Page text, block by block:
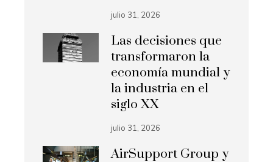
julio 31, 2026
Las decisiones que
transformaron la
economía mundial y
la industria en el
siglo XX
julio 31, 2026
AirSupport Group y